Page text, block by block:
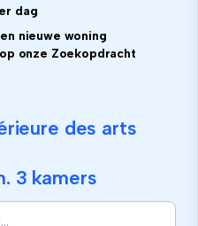
dag
nieuwe woning
onze Zoekopdracht
des arts
3 kamers